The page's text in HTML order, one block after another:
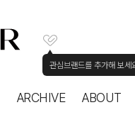
관심브랜드를 추가해 보세
ARCHIVE ABOUT